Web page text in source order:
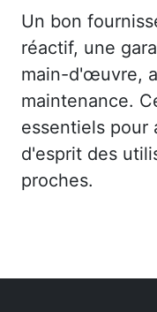
Un bon
réactif, une
main-d'œuvre,
maintenance.
essentiels pour
d'esprit des
proches.